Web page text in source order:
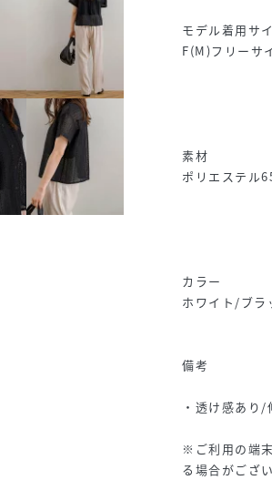
モデル着用サ
F(M)フリーサ
素材
ポリエステル
カラー
ホワイト/ブラ
備考
・透け感あり
※ご利用の端
る場合がござい